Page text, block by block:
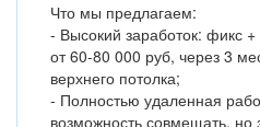
Что мы предлагаем:
- Высокий заработок: фикс
от 60-80 000 руб, через 3
верхнего потолка;
- Полностью удаленная
возможность совмещать, но